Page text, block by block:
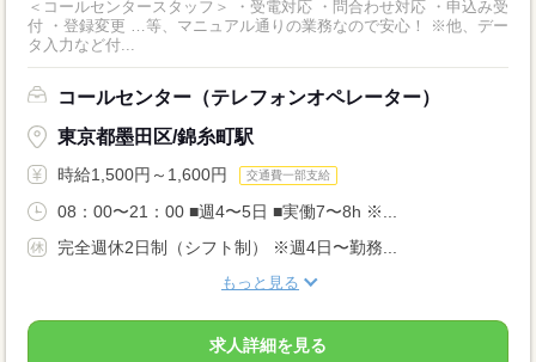
＜コールセンタースタッフ＞ ・受電対応 ・問合わせ対応 ・申込み受
付 ・登録変更 …等、マニュアル通りの業務なので安心！ ※他、デー
タ入力など付...
コールセンター（テレフォンオペレーター）
東京都墨田区/錦糸町駅
時給1,500円～1,600円 交通費一部支給
08：00〜21：00 ■週4〜5日 ■実働7〜8h ※...
完全週休2日制（シフト制） ※週4日〜勤務...
もっと見る
求人詳細を見る